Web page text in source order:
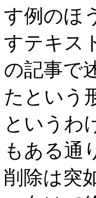
す例のほ
すテキス
の記事で
たという
というわ
もある通
削除は突